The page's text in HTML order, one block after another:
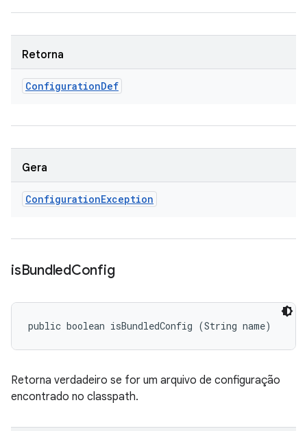
Retorna
ConfigurationDef
Gera
ConfigurationException
isBundledConfig
public boolean isBundledConfig (String name)
Retorna verdadeiro se for um arquivo de configuração
encontrado no classpath.